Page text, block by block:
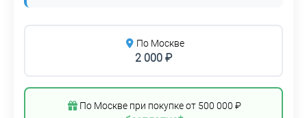
По Москве
2 000 ₽
По Москве при покупке от 500 000 ₽